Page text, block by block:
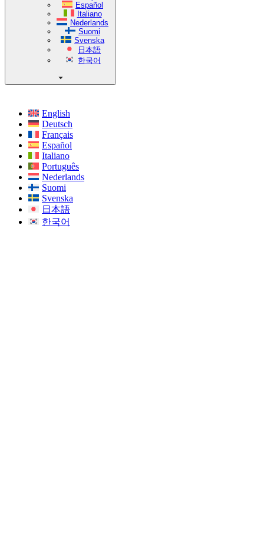
Español
Italiano
Nederlands
Suomi
Svenska
日本語
한국어
English
Deutsch
Français
Español
Italiano
Português
Nederlands
Suomi
Svenska
日本語
한국어